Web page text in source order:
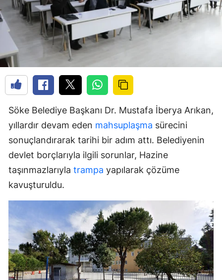
Söke Belediye Başkanı Dr. Mustafa İberya Arıkan,
yıllardır devam eden mahsuplaşma sürecini
sonuçlandırarak tarihi bir adım attı. Belediyenin
devlet borçlarıyla ilgili sorunlar, Hazine
taşınmazlarıyla trampa yapılarak çözüme
kavuşturuldu.